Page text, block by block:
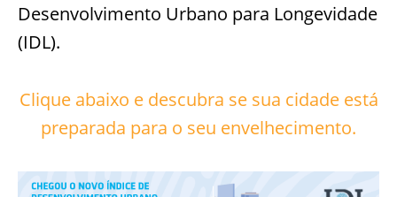
Desenvolvimento Urbano para Longevidade
(IDL).
Clique abaixo e descubra se sua cidade está
preparada para o seu envelhecimento.